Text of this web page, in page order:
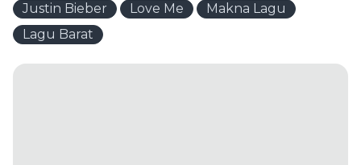
Justin Bieber Love Me
Makna Lagu
Lagu Barat